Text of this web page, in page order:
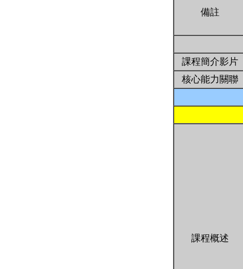
備註
課程簡介影片
核心能力關聯
課程概述